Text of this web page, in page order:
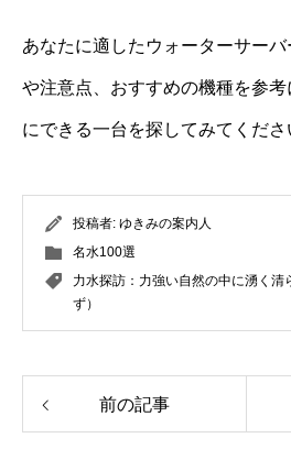
あなたに適したウォーターサー
や注意点、おすすめの機種を参
にできる一台を探してみてくださ
投稿者: ゆきみの案内人
名水100選
力水探訪：力強い自然の中に湧く清
ず）
前の記事